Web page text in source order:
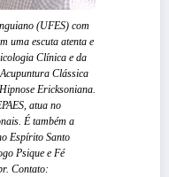
(UFES) com
uma escuta atenta e
Clínica e da
Clássica
Ericksoniana.
atua no
É também a
Espírito Santo
Psique e Fé
Contato: